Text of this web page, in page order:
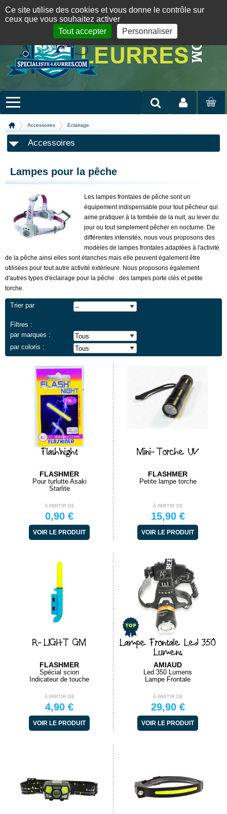
09 72 36 55 01 06 08 07 98 87 English version
MON
Accessoires Eclairage
Accessoires
Lampes pour la pêche
Les lampes frontales de pêche sont un
équipement indispensable pour tout pêcheur qui
aime pratiquer à la tombée de la nuit, au lever du
jour ou tout simplement pêcher en nocturne. De
différentes intensités, nous vous proposons des
modèles de lampes frontales adaptées à l'activité
de la pêche ainsi elles sont étanches mais elle peuvent également être
utilisées pour tout autre activité extérieure. Nous proposons également
d'autres types d'éclairage pour la pêche : des lampes porte clés et petite
torche.
Trier par
Filtres :
par marques :
par coloris :
Flash'night
FLASHMER
Pour turlutte Asaki
Starlite
À PARTIR DE
0,90 €
VOIR LE PRODUIT
Mini-Torche UV
FLASHMER
Petite lampe torche
À PARTIR DE
15,90 €
VOIR LE PRODUIT
R-LIGHT GM
FLASHMER
Spécial scion
Indicateur de touche
À PARTIR DE
4,90 €
VOIR LE PRODUIT
Lampe Frontale Led 350
Lumens
AMIAUD
Led 350 Lumens
Lampe Frontale
À PARTIR DE
29,90 €
VOIR LE PRODUIT
Panneau de gestion des cookies
Ce site utilise des cookies et vous donne le contrôle sur
ceux que vous souhaitez activer
Tout accepter
Personnaliser